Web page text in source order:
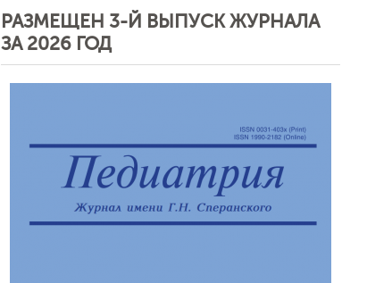
РАЗМЕЩЕН 3-Й ВЫПУСК ЖУРНАЛА
ЗА 2026 ГОД